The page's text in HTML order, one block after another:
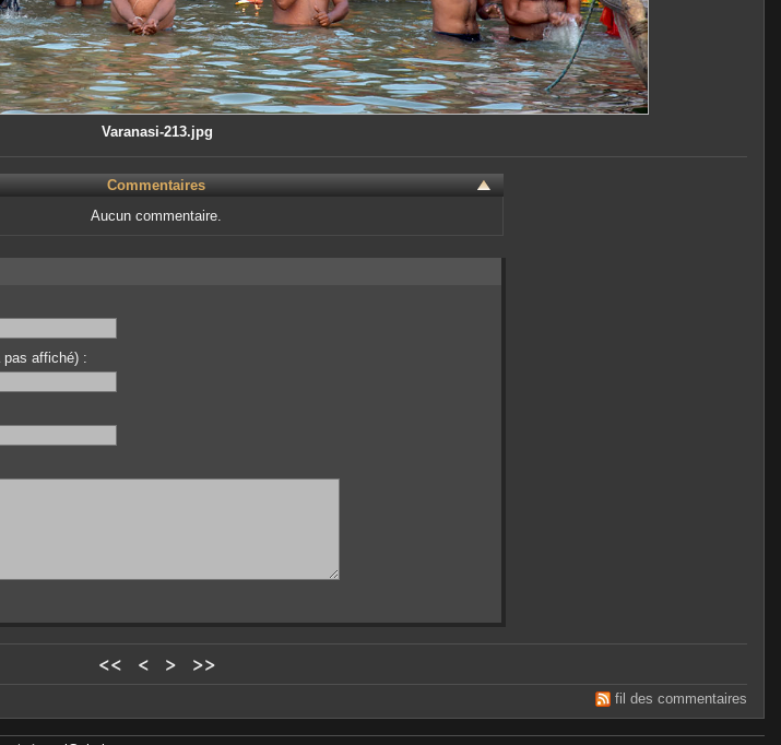
Varanasi-213.jpg
Commentaires
Aucun commentaire.
pas affiché) :
<< < > >>
fil des commentaires